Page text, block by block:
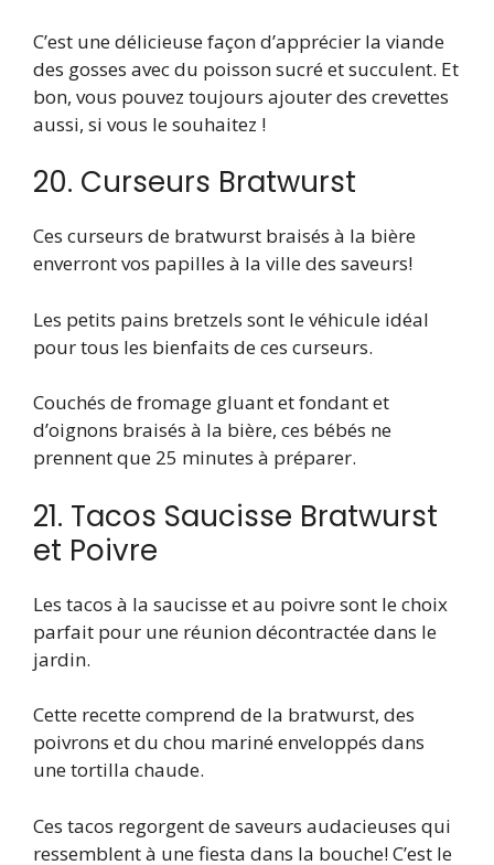
C’est une délicieuse façon d’apprécier la viande
des gosses avec du poisson sucré et succulent. Et
bon, vous pouvez toujours ajouter des crevettes
aussi, si vous le souhaitez !
20. Curseurs Bratwurst
Ces curseurs de bratwurst braisés à la bière
enverront vos papilles à la ville des saveurs!
Les petits pains bretzels sont le véhicule idéal
pour tous les bienfaits de ces curseurs.
Couchés de fromage gluant et fondant et
d’oignons braisés à la bière, ces bébés ne
prennent que 25 minutes à préparer.
21. Tacos Saucisse Bratwurst
et Poivre
Les tacos à la saucisse et au poivre sont le choix
parfait pour une réunion décontractée dans le
jardin.
Cette recette comprend de la bratwurst, des
poivrons et du chou mariné enveloppés dans
une tortilla chaude.
Ces tacos regorgent de saveurs audacieuses qui
ressemblent à une fiesta dans la bouche! C’est le